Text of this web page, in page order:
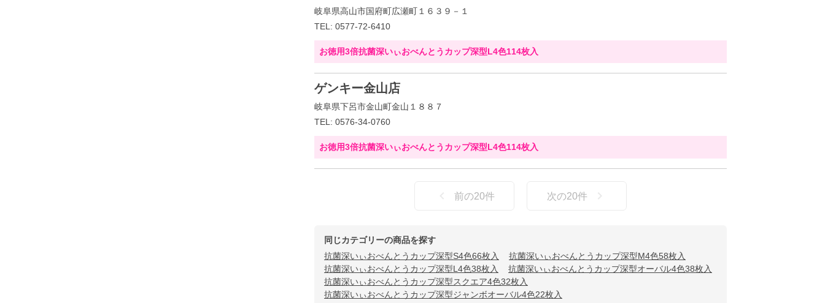
岐阜県高山市国府町広瀬町１６３９－１
TEL: 0577-72-6410
お徳用3倍抗菌深いぃおべんとうカップ深型L4色114枚入
ゲンキー金山店
岐阜県下呂市金山町金山１８８７
TEL: 0576-34-0760
お徳用3倍抗菌深いぃおべんとうカップ深型L4色114枚入
前の20件 次の20件
同じカテゴリーの商品を探す
抗菌深いぃおべんとうカップ深型S4色66枚入
抗菌深いぃおべんとうカップ深型M4色58枚入
抗菌深いぃおべんとうカップ深型L4色38枚入
抗菌深いぃおべんとうカップ深型オーバル4色38枚入
抗菌深いぃおべんとうカップ深型スクエア4色32枚入
抗菌深いぃおべんとうカップ深型ジャンボオーバル4色22枚入